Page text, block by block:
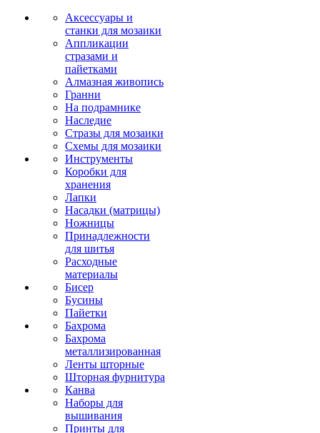
Аксессуары и
станки для мозаики
Аппликации
стразами и
пайетками
Алмазная живопись
Гранни
На подрамнике
Наследие
Стразы для мозаики
Схемы для мозаики
Инструменты
Коробки для
хранения
Лапки
Насадки (матрицы)
Ножницы
Принадлежности
для шитья
Расходные
материалы
Бисер
Бусины
Пайетки
Бахрома
Бахрома
металлизированная
Ленты шторные
Шторная фурнитура
Канва
Наборы для
вышивания
Принты для